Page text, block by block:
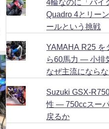
4輪なのに「バ
Quadro 4とリー
ールという挑戦
YAMAHA R25 を
ら60馬力 ― 小排
なぜ主流になら
Suzuki GSX-
性 ― 750ccスー
戻るか